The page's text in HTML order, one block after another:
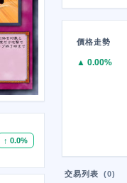
↑ 0.0%
價格走勢
▲ 0.00%
交易列表 (0)